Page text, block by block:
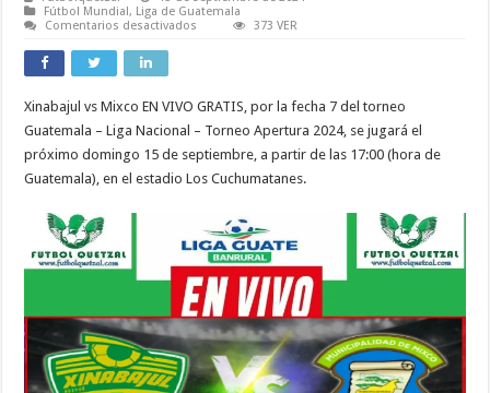
Fútbol Mundial, Liga de Guatemala
Comentarios desactivados
VIVO
GRATIS
ONLINE
TV
Apertura
2024
373 VER
Xinabajul vs Mixco EN VIVO GRATIS, por la fecha 7 del torneo
Guatemala – Liga Nacional – Torneo Apertura 2024, se jugará el
próximo domingo 15 de septiembre, a partir de las 17:00 (hora de
Guatemala), en el estadio Los Cuchumatanes.